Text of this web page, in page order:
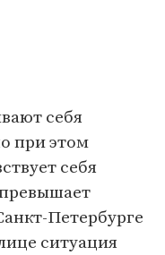
себя
при этом
себя
Петербурге
ситуация